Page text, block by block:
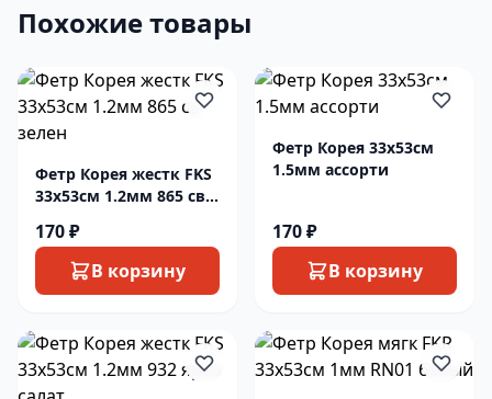
Похожие товары
Фетр Корея жестк FKS
33х53см 1.2мм 865 св
170 ₽
В корзину
Фетр Корея 33х53см
1.5мм ассорти
170 ₽
В корзину